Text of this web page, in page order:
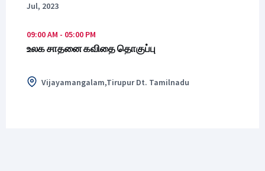
Jul, 2023
09:00 AM - 05:00 PM
உலக சாதனை கவிதை தொகுப்பு
Vijayamangalam,Tirupur Dt. Tamilnadu